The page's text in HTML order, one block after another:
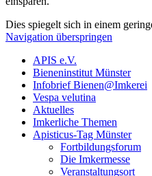
Dies spiegelt sich in einem
Navigation überspringen
APIS e.V.
Bieneninstitut Münster
Infobrief Bienen@Imkerei
Vespa velutina
Aktuelles
Imkerliche Themen
Apisticus-Tag Münster
Fortbildungsforum
Die Imkermesse
Veranstaltungsort